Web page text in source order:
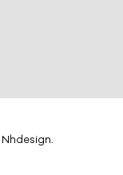
Nhdesign.